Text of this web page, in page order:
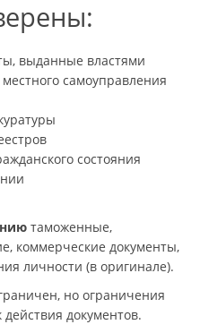
выданные властями
самоуправления
состояния
таможенные,
коммерческие документы,
личности (в оригинале).
но ограничения
документов.